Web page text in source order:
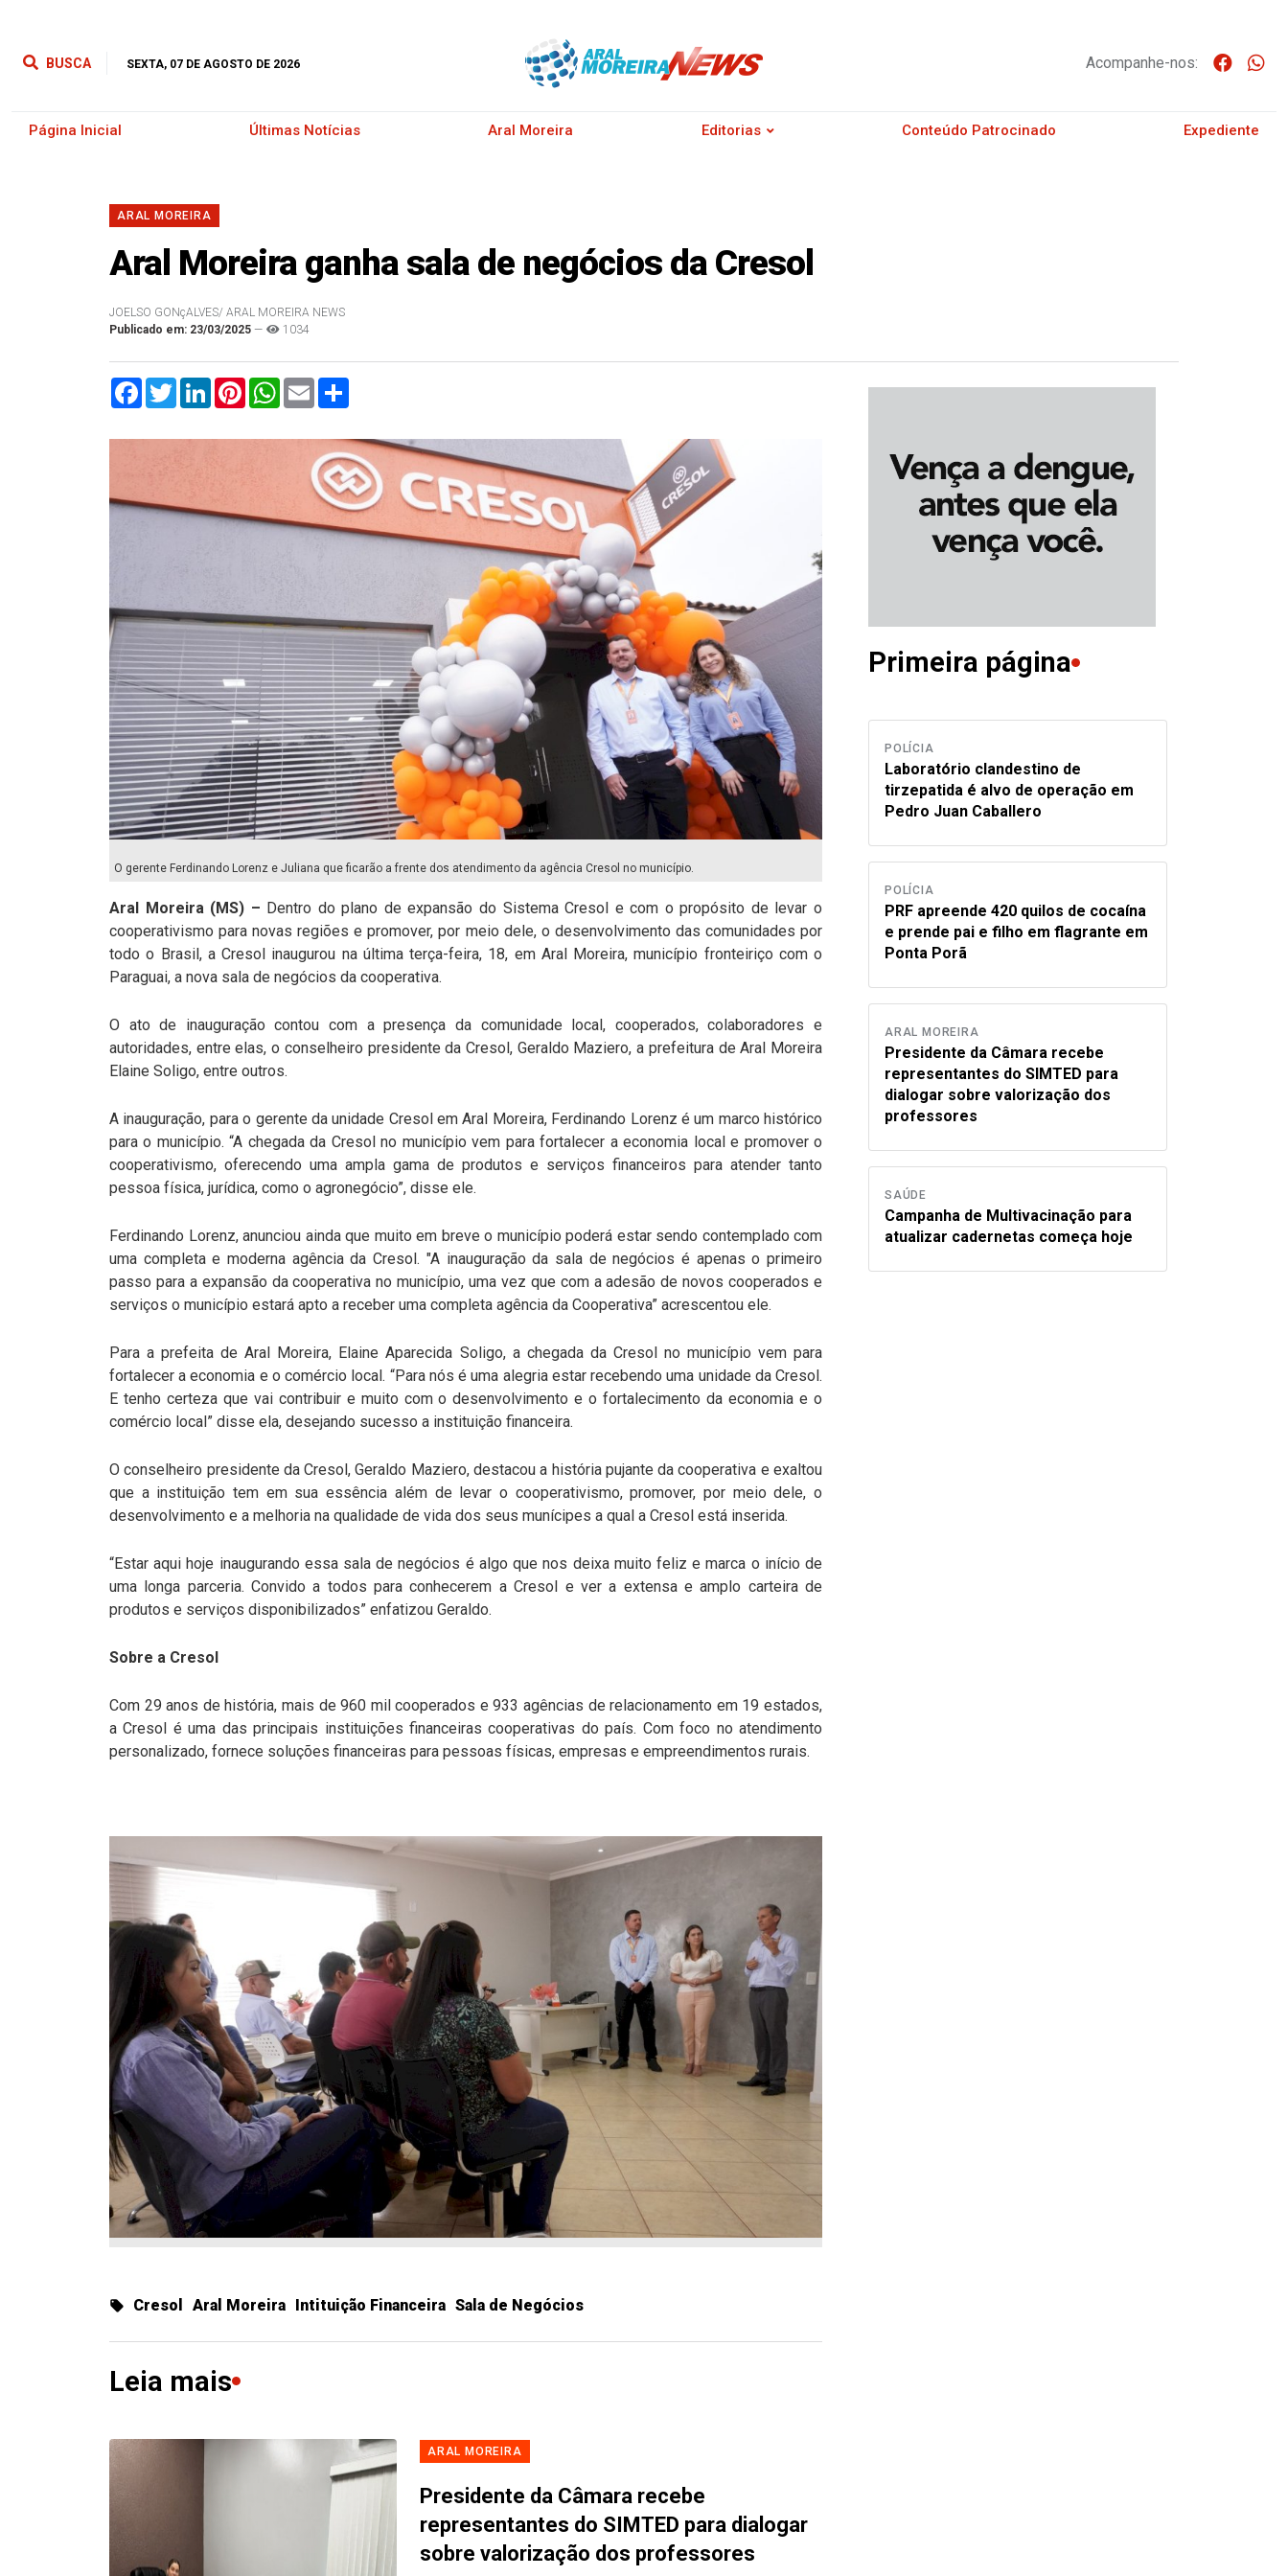
BUSCA SEXTA, 07 DE AGOSTO DE 2026 Acompanhe-nos:
Página Inicial Últimas Notícias Aral Moreira Editorias Conteúdo Patrocinado Expediente
ARAL MOREIRA
Aral Moreira ganha sala de negócios da Cresol
JOELSO GONçALVES/ ARAL MOREIRA NEWS
Publicado em: 23/03/2025 — 1034
FacebookTwitterLinkedInPinterestWhatsApp
Email
O gerente Ferdinando Lorenz e Juliana que ficarão a frente dos atendimento da agência Cresol no município.
Aral Moreira (MS) – Dentro do plano de expansão do Sistema Cresol e com o propósito de levar o
cooperativismo para novas regiões e promover, por meio dele, o desenvolvimento das comunidades por
todo o Brasil, a Cresol inaugurou na última terça-feira, 18, em Aral Moreira, município fronteiriço com o
Paraguai, a nova sala de negócios da cooperativa.
O ato de inauguração contou com a presença da comunidade local, cooperados, colaboradores e
autoridades, entre elas, o conselheiro presidente da Cresol, Geraldo Maziero, a prefeitura de Aral Moreira
Elaine Soligo, entre outros.
A inauguração, para o gerente da unidade Cresol em Aral Moreira, Ferdinando Lorenz é um marco histórico
para o município. “A chegada da Cresol no município vem para fortalecer a economia local e promover o
cooperativismo, oferecendo uma ampla gama de produtos e serviços financeiros para atender tanto
pessoa física, jurídica, como o agronegócio”, disse ele.
Ferdinando Lorenz, anunciou ainda que muito em breve o município poderá estar sendo contemplado com
uma completa e moderna agência da Cresol. "A inauguração da sala de negócios é apenas o primeiro
passo para a expansão da cooperativa no município, uma vez que com a adesão de novos cooperados e
serviços o município estará apto a receber uma completa agência da Cooperativa” acrescentou ele.
Para a prefeita de Aral Moreira, Elaine Aparecida Soligo, a chegada da Cresol no município vem para
fortalecer a economia e o comércio local. “Para nós é uma alegria estar recebendo uma unidade da Cresol.
E tenho certeza que vai contribuir e muito com o desenvolvimento e o fortalecimento da economia e o
comércio local” disse ela, desejando sucesso a instituição financeira.
O conselheiro presidente da Cresol, Geraldo Maziero, destacou a história pujante da cooperativa e exaltou
que a instituição tem em sua essência além de levar o cooperativismo, promover, por meio dele, o
desenvolvimento e a melhoria na qualidade de vida dos seus munícipes a qual a Cresol está inserida.
“Estar aqui hoje inaugurando essa sala de negócios é algo que nos deixa muito feliz e marca o início de
uma longa parceria. Convido a todos para conhecerem a Cresol e ver a extensa e amplo carteira de
produtos e serviços disponibilizados” enfatizou Geraldo.
Sobre a Cresol
Com 29 anos de história, mais de 960 mil cooperados e 933 agências de relacionamento em 19 estados,
a Cresol é uma das principais instituições financeiras cooperativas do país. Com foco no atendimento
personalizado, fornece soluções financeiras para pessoas físicas, empresas e empreendimentos rurais.
Cresol Aral Moreira Intituição Financeira Sala de Negócios
Leia mais
ARAL MOREIRA
Presidente da Câmara recebe
representantes do SIMTED para dialogar
sobre valorização dos professores
Primeira página
POLÍCIA
Laboratório clandestino de
tirzepatida é alvo de operação em
Pedro Juan Caballero
POLÍCIA
PRF apreende 420 quilos de cocaína
e prende pai e filho em flagrante em
Ponta Porã
ARAL MOREIRA
Presidente da Câmara recebe
representantes do SIMTED para
dialogar sobre valorização dos
professores
SAÚDE
Campanha de Multivacinação para
atualizar cadernetas começa hoje